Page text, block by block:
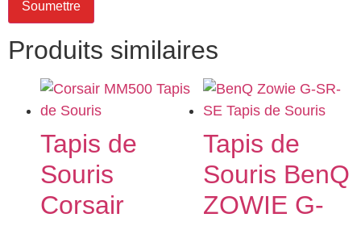
Produits similaires
Tapis de
Souris
Corsair
Tapis de
Souris BenQ
ZOWIE G-